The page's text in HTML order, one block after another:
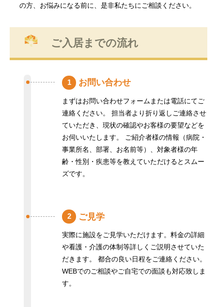
の方、お悩みになる前に、是非私たちにご相談ください。
ご入居までの流れ
1 お問い合わせ
まずはお問い合わせフォームまたは電話にてご
連絡ください。 担当者より折り返しご連絡させ
ていただき、現状の確認やお客様の要望などを
お伺いいたします。 ご紹介者様の情報（病院・
事業所名、部署、お名前等）、対象者様の年
齢・性別・疾患等を教えていただけるとスムー
ズです。
2 ご見学
実際に施設をご見学いただけます。料金の詳細
や看護・介護の体制等詳しくご説明させていた
だきます。 都合の良い日程をご連絡ください。
WEBでのご相談やご自宅での面談も対応致しま
す。